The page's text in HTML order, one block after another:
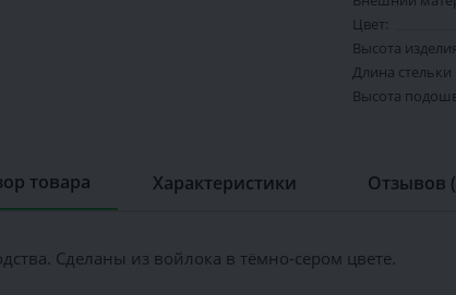
Цвет:
Высота
Длина стельки
Высота
товара Характеристики Отзывов
Сделаны из войлока в тёмно-сером цвете.